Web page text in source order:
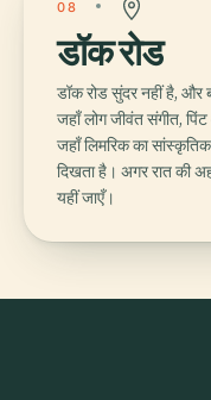
08
डॉक रोड
डॉक रोड सुंदर नहीं है, और
जहाँ लोग जीवंत संगीत,
जहाँ लिमरिक का सांस्कृतिक
दिखता है। अगर रात की
यहीं जाएँ।